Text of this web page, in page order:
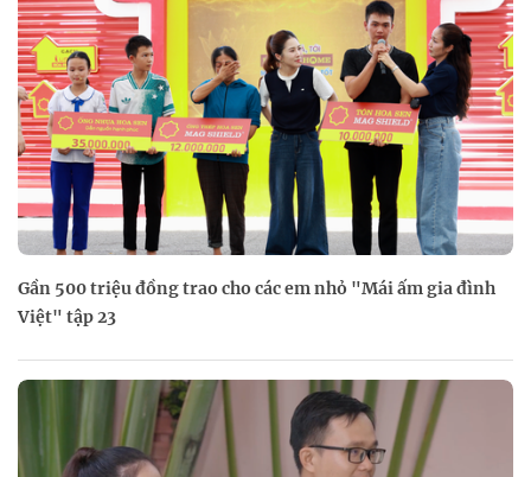
Gần 500 triệu đồng trao cho các em nhỏ "Mái ấm gia đình
Việt" tập 23